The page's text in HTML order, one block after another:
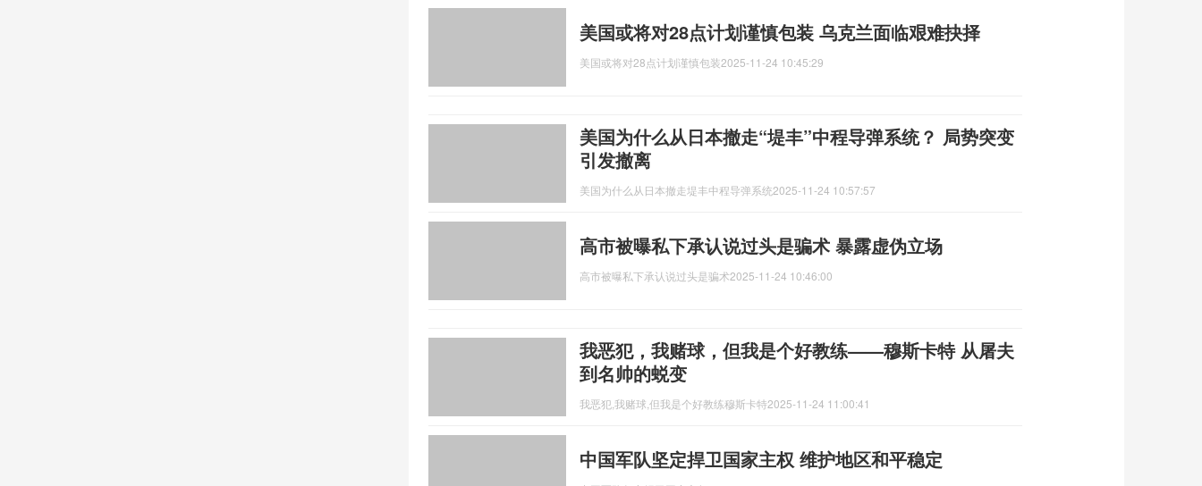
美国或将对28点计划谨慎包装 乌克兰面临艰难抉择
美国或将对28点计划谨慎包装2025-11-24 10:45:29
美国为什么从日本撤走“堤丰”中程导弹系统？ 局势突变
引发撤离
美国为什么从日本撤走堤丰中程导弹系统2025-11-24 10:57:57
高市被曝私下承认说过头是骗术 暴露虚伪立场
高市被曝私下承认说过头是骗术2025-11-24 10:46:00
我恶犯，我赌球，但我是个好教练——穆斯卡特 从屠夫
到名帅的蜕变
我恶犯,我赌球,但我是个好教练穆斯卡特2025-11-24 11:00:41
中国军队坚定捍卫国家主权 维护地区和平稳定